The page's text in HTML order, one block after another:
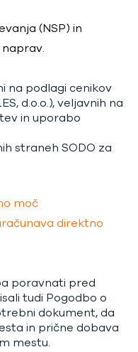
(NSP) in
na podlagi cenikov
d.o.o.), veljavnih na
in uporabo
straneh SODO za
moč
direktno
poravnati pred
tudi Pogodbo o
dokument, da
in prične dobava
mestu.